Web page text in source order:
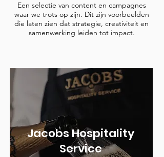
Een selectie van content en campagnes
waar we trots op zijn. Dit zijn voorbeelden
die laten zien dat strategie, creativiteit en
samenwerking leiden tot impact.
Jacobs Hospitality
Service